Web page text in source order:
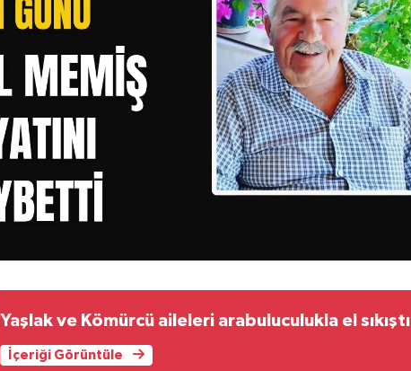
Yaşlak ve Kömürcü aileleri arabuluculukla el sıkıştı
İçeriği Görüntüle